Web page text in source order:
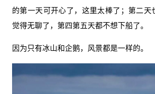
的第一天可开心了，这里太棒了；第二天
觉得无聊了，第四第五天都不想下船了。
因为只有冰山和企鹅，风景都是一样的。